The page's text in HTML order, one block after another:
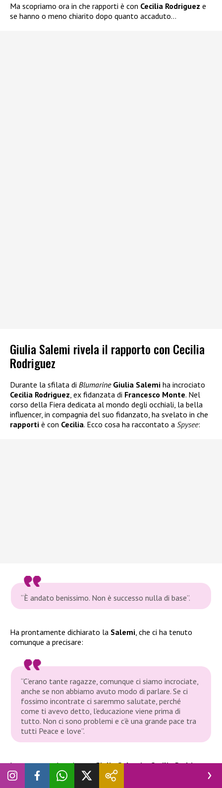
Ma scopriamo ora in che rapporti è con Cecilia Rodriguez e
se hanno o meno chiarito dopo quanto accaduto…
Giulia Salemi rivela il rapporto con Cecilia
Rodriguez
Durante la sfilata di Blumarine Giulia Salemi ha incrociato
Cecilia Rodriguez , ex fidanzata di Francesco Monte. Nel
corso della Fiera dedicata al mondo degli occhiali, la bella
influencer, in compagnia del suo fidanzato, ha svelato in che
rapporti è con Cecilia. Ecco cosa ha raccontato a Spysee:
“È andato benissimo. Non è successo nulla di base”.
Ha prontamente dichiarato la Salemi, che ci ha tenuto
comunque a precisare:
“C’erano tante ragazze, comunque ci siamo incrociate,
anche se non abbiamo avuto modo di parlare. Se ci
fossimo incontrate ci saremmo salutate, perché
come ti avevo detto, l’educazione viene prima di
tutto. Non ci sono problemi e c’è una grande pace tra
tutti Peace e love”.
Insomma sembra che traGiulia SalemieCecilia Rodriguez
sia ritornato il sereno. Questo dopo il periodo burrascoso a